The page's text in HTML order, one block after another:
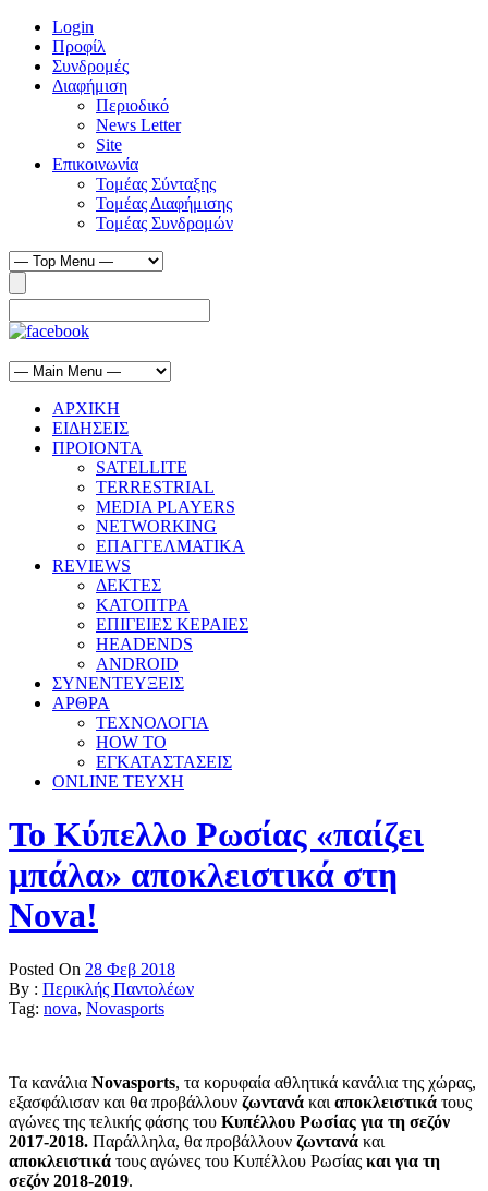
Login
Προφίλ
Συνδρομές
Διαφήμιση
Περιοδικό
News Letter
Site
Επικοινωνία
Τομέας Σύνταξης
Τομέας Διαφήμισης
Τομέας Συνδρομών
ΑΡΧΙΚΗ
ΕΙΔΗΣΕΙΣ
ΠΡΟΙΟΝΤΑ
SATELLITE
TERRESTRIAL
MEDIA PLAYERS
NETWORKING
ΕΠΑΓΓΕΛΜΑΤΙΚΑ
REVIEWS
ΔΕΚΤΕΣ
ΚΑΤΟΠΤΡΑ
ΕΠΙΓΕΙΕΣ ΚΕΡΑΙΕΣ
HEADENDS
ANDROID
ΣΥΝΕΝΤΕΥΞΕΙΣ
ΑΡΘΡΑ
ΤΕΧΝΟΛΟΓΙΑ
HOW TO
ΕΓΚΑΤΑΣΤΑΣΕΙΣ
ONLINE TEYXH
Το Κύπελλο Ρωσίας «παίζει
μπάλα» αποκλειστικά στη
Nova!
Posted On 28 Φεβ 2018
By : Περικλής Παντολέων
Tag: nova, Novasports
Τα κανάλια Novasports, τα κορυφαία αθλητικά κανάλια της χώρας,
εξασφάλισαν και θα προβάλλουν ζωντανά και αποκλειστικά τους
αγώνες της τελικής φάσης του Κυπέλλου Ρωσίας για τη σεζόν
2017-2018. Παράλληλα, θα προβάλλουν ζωντανά και
αποκλειστικά τους αγώνες του Κυπέλλου Ρωσίας και για τη
σεζόν 2018-2019.